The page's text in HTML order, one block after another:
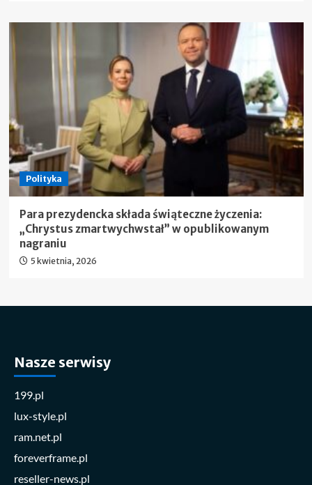
Polityka
Para prezydencka składa świąteczne życzenia:
„Chrystus zmartwychwstał” w opublikowanym
nagraniu
5 kwietnia, 2026
Nasze serwisy
199.pl
lux-style.pl
ram.net.pl
foreverframe.pl
reseller-news.pl